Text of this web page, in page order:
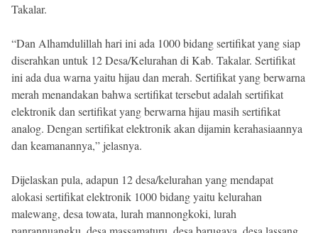
Takalar.
“Dan Alhamdulillah hari ini ada 1000 bidang sertifikat yang siap
diserahkan untuk 12 Desa/Kelurahan di Kab. Takalar. Sertifikat
ini ada dua warna yaitu hijau dan merah. Sertifikat yang berwarna
merah menandakan bahwa sertifikat tersebut adalah sertifikat
elektronik dan sertifikat yang berwarna hijau masih sertifikat
analog. Dengan sertifikat elektronik akan dijamin kerahasiaannya
dan keamanannya,” jelasnya.
Dijelaskan pula, adapun 12 desa/kelurahan yang mendapat
alokasi sertifikat elektronik 1000 bidang yaitu kelurahan
malewang, desa towata, lurah mannongkoki, lurah